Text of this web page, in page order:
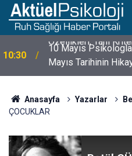
10:30
10 Mayıs
Mayıs Tarihinin
Anasayfa Yazarlar
ÇOCUKLAR